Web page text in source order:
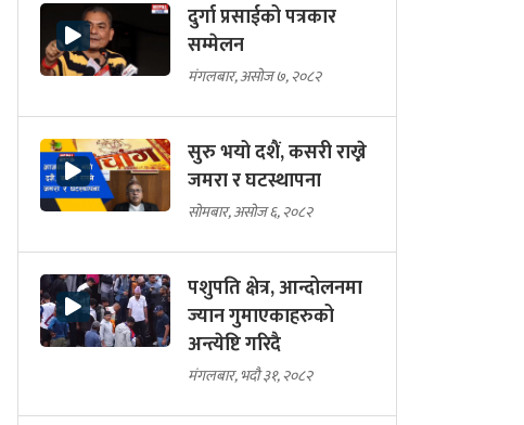
दुर्गा प्रसाईको पत्रकार
सम्मेलन
मंगलबार, असोज ७, २०८२
सुरु भयो दशैं, कसरी राख्ने
जमरा र घटस्थापना
सोमबार, असोज ६, २०८२
पशुपति क्षेत्र, आन्दोलनमा
ज्यान गुमाएकाहरुको
अन्त्येष्टि गरिदै
मंगलबार, भदौ ३१, २०८२